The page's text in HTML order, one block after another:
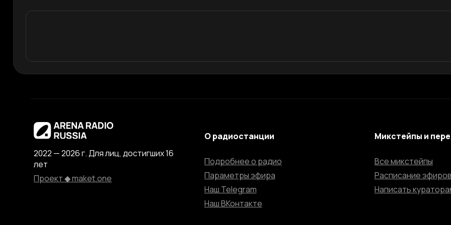
2022 — 2026 г. Для лиц, достигших 16
лет
Проект ◆ maket.one
О радиостанции
Подробнее о радио
Параметры эфира
Наш Telegram
Наш ВКонтакте
Микстейпы и
Все микстейпы
Расписание эфиров
Написать